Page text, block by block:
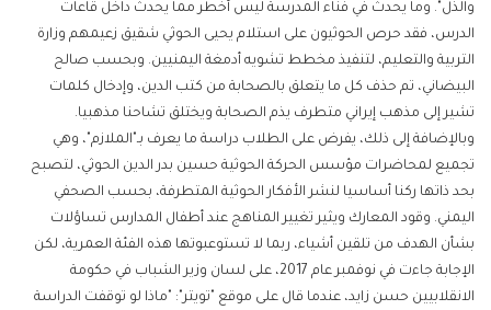
والذل". وما يحدث في فناء المدرسة ليس أخطر مما يحدث داخل قاعات
الدرس، فقد حرص الحوثيون على استلام يحيى الحوثي شقيق زعيمهم وزارة
التربية والتعليم، لتنفيذ مخطط تشويه أدمغة اليمنيين. وبحسب صالح
البيضاني، تم حذف كل ما يتعلق بالصحابة من كتب الدين، وإدخال كلمات
تشير إلى مذهب إيراني متطرف يذم الصحابة ويختلق تشاحنا مذهبيا.
وبالإضافة إلى ذلك، يفرض على الطلاب دراسة ما يعرف بـ"الملازم"، وهي
تجميع لمحاضرات مؤسس الحركة الحوثية حسين بدر الدين الحوثي، لتصبح
بحد ذاتها ركنا أساسيا لنشر الأفكار الحوثية المتطرفة، بحسب الصحفي
اليمني. وقود المعارك ويثير تغيير المناهج عند أطفال المدارس تساؤلات
بشأن الهدف من تلقين أشياء، ربما لا تستوعبوتها هذه الفئة العمرية، لكن
الإجابة جاءت في نوفمبر عام 2017، على لسان وزير الشباب في حكومة
الانقلابيين حسن زايد، عندما قال على موقع "تويتر": "ماذا لو توقفت الدراسة